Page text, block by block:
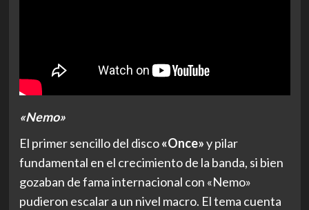
«Nemo»
El primer sencillo del disco«Once»y pilar
fundamental en el crecimiento de la banda, si bien
gozaban de fama internacional con «Nemo»
pudieron escalar a un nivel macro. El tema cuenta